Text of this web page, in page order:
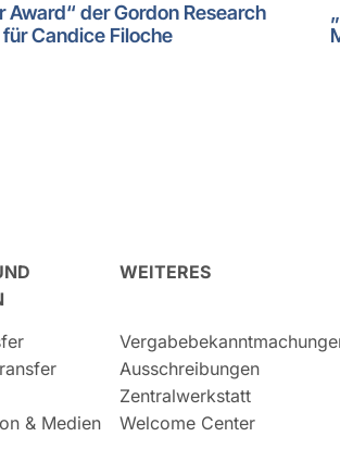
Award“ der Gordon Research
Candice Filoche
& Medien
WEITERES
Ausschreibungen
Zentralwerkstatt
Welcome Center